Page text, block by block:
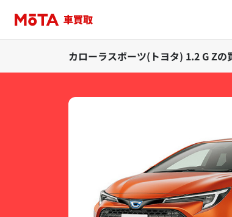
カローラスポーツ(トヨタ) 1.2 G Zの